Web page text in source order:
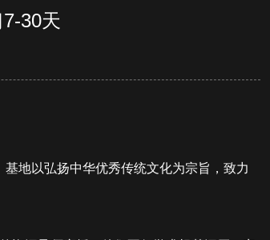
30天
地以弘扬中华优秀传统文化为宗旨，致力